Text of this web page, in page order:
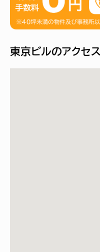
東京ビルのアクセス